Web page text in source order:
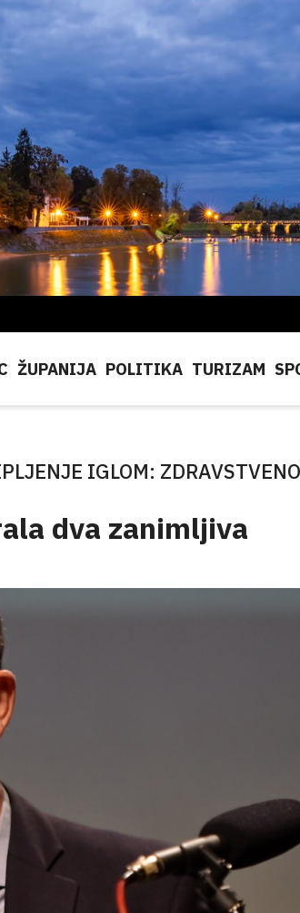
ŽUPANIJA POLITIKA TURIZAM
IGLOM: ZDRAVSTVENO
dva zanimljiva